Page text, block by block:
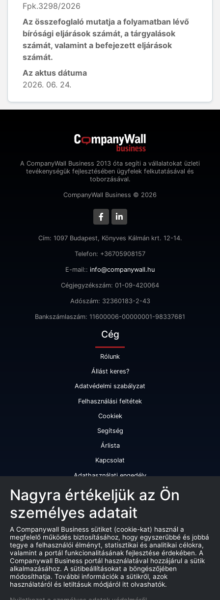
Fpk.3298/2026
Az összefoglaló mutatja a folyamatban lévő
bírósági eljárások számát, a tárgyalások
számát, valamint a befejezett eljárások
számát.
Az aktus dátuma
2026. 06. 24.
A CompanyWall Business 2013 óta segíti a vállalatokat üzleti
tevékenységük fejlesztésében ügyfelek felkutatásával és
toborzásával.
CompanyWall Business © 2026
Cím: 1097 Budapest, Könyves Kálmán krt. 12-14.
Telefon: +36705908157
E-mail:: info@companywall.hu
Cégjegyzékszám: 01-09-420064
Adószám: 32360183-2-43
Bankszámlaszám: 11600006-00000001-98337681
Cég
Rólunk
Állást keres?
Adatvédelmi szabályzat
Felhasználási feltétek
Cookiek
Segítség
Árlista
Kapcsolat
Adathasználati engedély
Szolgáltatásaink
Cégminősítés
Cégminősítési riport
Kiváló cégminősítési tanúsítvány
Termékek
Companywall Business - Adattovábbítási szerződés
Nagyra értékeljük az Ön
személyes adatait
A Companywall Business sütiket (cookie-kat) használ a
megfelelő működés biztosításához, hogy egyszerűbbé és jobbá
tegye a felhasználói élményt, statisztikai és analitikai célokra,
valamint a portál funkcionalitásának fejlesztése érdekében. A
Companywall Business portál használatával hozzájárul a sütik
alkalmazásához. A sütibeállításokat a böngészőjében
módosíthatja. További információk a sütikről, azok
használatáról és letiltásuk módjáról itt olvashatók.